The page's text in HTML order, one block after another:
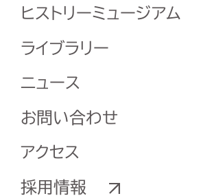
ヒストリーミュージアム
ライブラリー
ニュース
お問い合わせ
アクセス
採用情報